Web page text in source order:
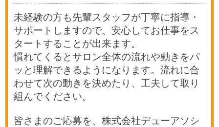
未経験の方も先輩スタッフが丁寧に指導・
サポートしますので、安心してお仕事をス
タートすることが出来ます。
慣れてくるとサロン全体の流れや動きをパ
ッと理解できるようになります。流れに合
わせて次の動きを決めたり、工夫して取り
組んでください。
皆さまのご応募を、株式会社デューアソシ